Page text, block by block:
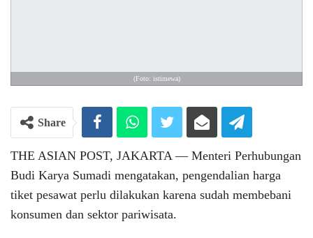
(Foto: istimewa)
Share
THE ASIAN POST, JAKARTA ― Menteri Perhubungan
Budi Karya Sumadi mengatakan, pengendalian harga
tiket pesawat perlu dilakukan karena sudah membebani
konsumen dan sektor pariwisata.